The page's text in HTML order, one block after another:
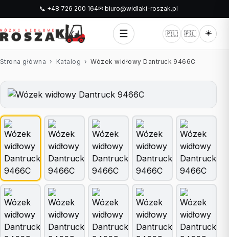
📞 +48 726 200 164✉ biuro@widlaki-roszak.pl
☰ 🇵🇱 🇵🇱 ☀️
Strona główna › Katalog ›Wózek widłowy Dantruck 9466C